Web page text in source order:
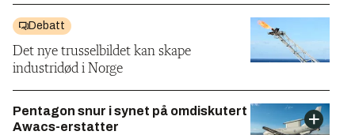
Debatt
Det nye trusselbildet kan skape
industridød i Norge
Pentagon snur i synet på omdiskutert
Awacs-erstatter